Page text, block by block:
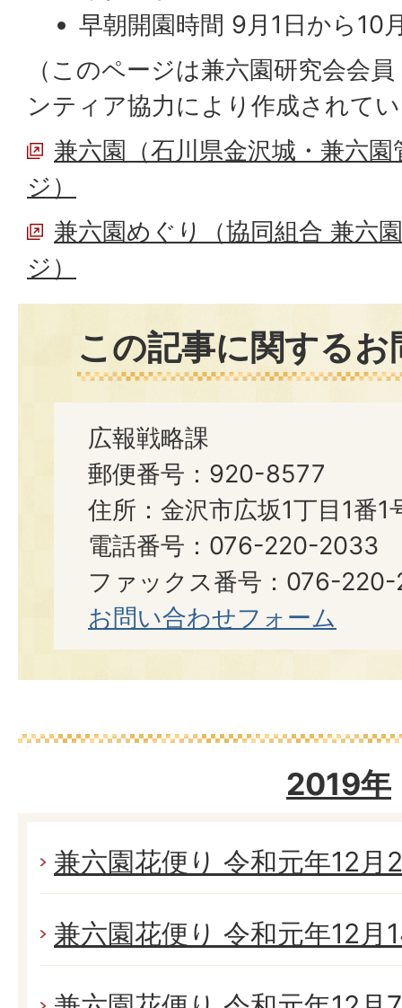
早朝開園時間 9月1日から10
（このページは兼六園研究会会
ンティア協力により作成されて
兼六園（石川県金沢城・兼六
ジ）
兼六園めぐり（協同組合 兼六
ジ）
この記事に関する
広報戦略課
郵便番号：920-8577
住所：金沢市広坂1丁目1番1
電話番号：076-220-2033
ファックス番号：076-
お問い合わせフォーム
2019年
兼六園花便り 令和元年12月
兼六園花便り 令和元年12月